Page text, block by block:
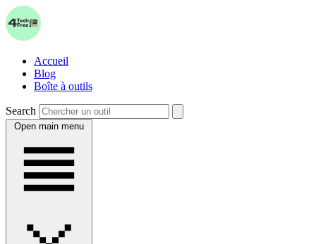
Accueil
Blog
Boîte à outils
Search
Open main menu